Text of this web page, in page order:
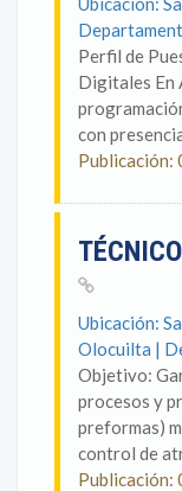
Perfil de
Digitales En
con
Ubicación:
Olocuilta |
Objetivo:
procesos y
preformas)
control de